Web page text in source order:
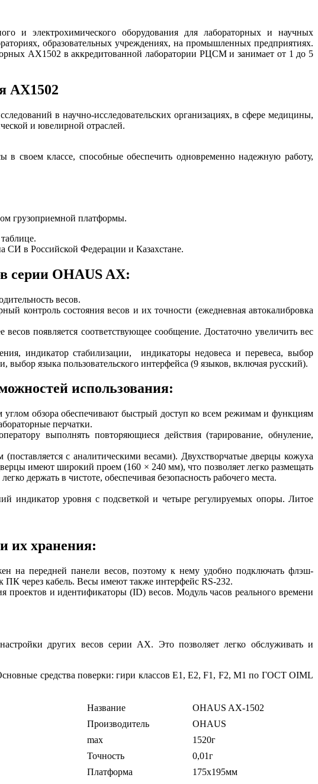
и электрохимического оборудования для лабораторных и научных
образовательных учреждениях, на промышленных предприятиях.
AX1502 в аккредитованной лаборатории РЦСМ и занимает от 1 до 5
AX1502
в научно-исследовательских организациях, в сфере медицины,
и ювелирной отраслей.
классе, способные обеспечить одновременно надежную работу,
грузоприемной платформы.
СИ в Российской Федерации и Казахстане.
серии OHAUS AX:
весов.
контроль состояния весов и их точности (ежедневная автокалибровка
появляется соответствующее сообщение. Достаточно увеличить вес
индикатор стабилизации, индикаторы недовеса и перевеса, выбор
выбор языка пользовательского интерфейса (9 языков, включая русский).
использования:
обзора обеспечивают быстрый доступ ко всем режимам и функциям
перчатки.
выполнять повторяющиеся действия (тарирование, обнуление,
с аналитическими весами). Двухстворчатые дверцы кожуха
имеют широкий проем (160 × 240 мм), что позволяет легко размещать
держать в чистоте, обеспечивая безопасность рабочего места.
индикатор уровня с подсветкой и четыре регулируемых опоры. Литое
их хранения:
на передней панели весов, поэтому к нему удобно подключать флэш-
ПК через кабель. Весы имеют также интерфейс RS-232.
проектов и идентификаторы (ID) весов. Модуль часов реального времени
других весов серии AX. Это позволяет легко обслуживать и
средства поверки: гири классов Е1, Е2, F1, F2, М1 по ГОСТ OIML
Название
OHAUS AX-1502
Производитель
OHAUS
max
1520г
Точность
0,01г
Платформа
175х195мм